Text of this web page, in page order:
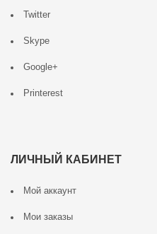
Twitter
Skype
Google+
Printerest
ЛИЧНЫЙ КАБИНЕТ
Мой аккаунт
Мои заказы